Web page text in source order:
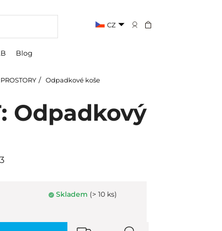
Blog
CZ
Odpadkové koše
Odpadkový
Skladem (> 10 ks)